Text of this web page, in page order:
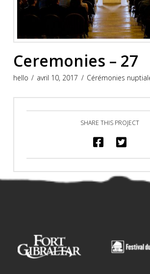
Ceremonies – 27
hello avril 10, 2017 Cérémonies
SHARE THIS PROJECT